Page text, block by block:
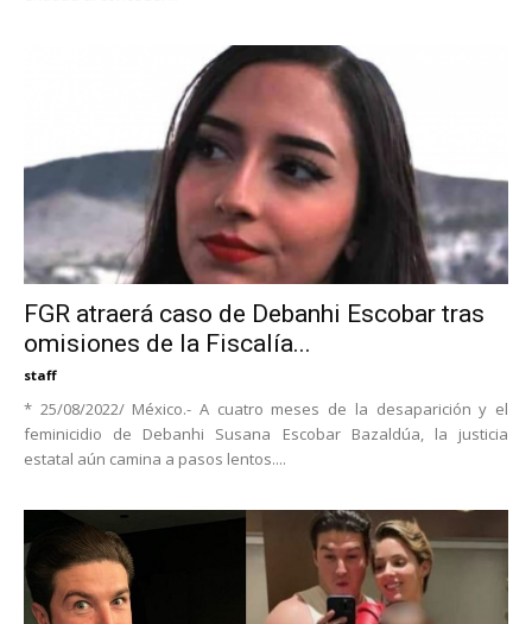
FGR atraerá caso de Debanhi Escobar tras
omisiones de la Fiscalía...
staff
* 25/08/2022/ México.- A cuatro meses de la desaparición y el
feminicidio de Debanhi Susana Escobar Bazaldúa, la justicia
estatal aún camina a pasos lentos....